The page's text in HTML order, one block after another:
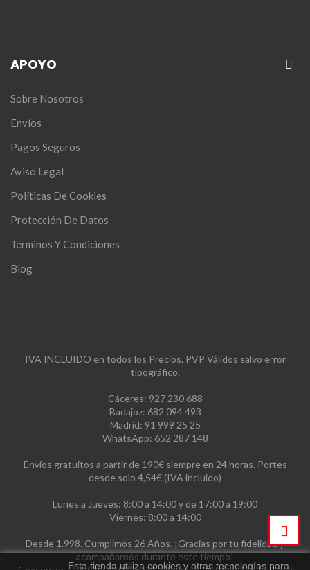
APOYO
Sobre Nosotros
Envíos
Pagos Seguros
Aviso Legal
Políticas De Cookies
Protección De Datos
Términos Y Condiciones
Blog
IVA INCLUIDO en todos los Precios. PVP Válidos salvo error
tipográfico.
Cáceres: 927 230 688
Badajoz: 682 094 493
Madrid: 91 999 25 25
WhatsApp: 652 287 148
Envíos gratuitos a partir de 190€ siempre en 24 horas. Portes
desde solo 4,54€ (IVA incluido)
Lunes a Jueves: 8:00 a 14:00 y de 17:00 a 19:00
Viernes: 8:00 a 14:00
Desde 1.998. Cumplimos 26 Años. ¡Gracias por tu fidelidad y
acompañarnos durante este tiempo!
Esta tienda utiliza cookies y otras tecnologías para